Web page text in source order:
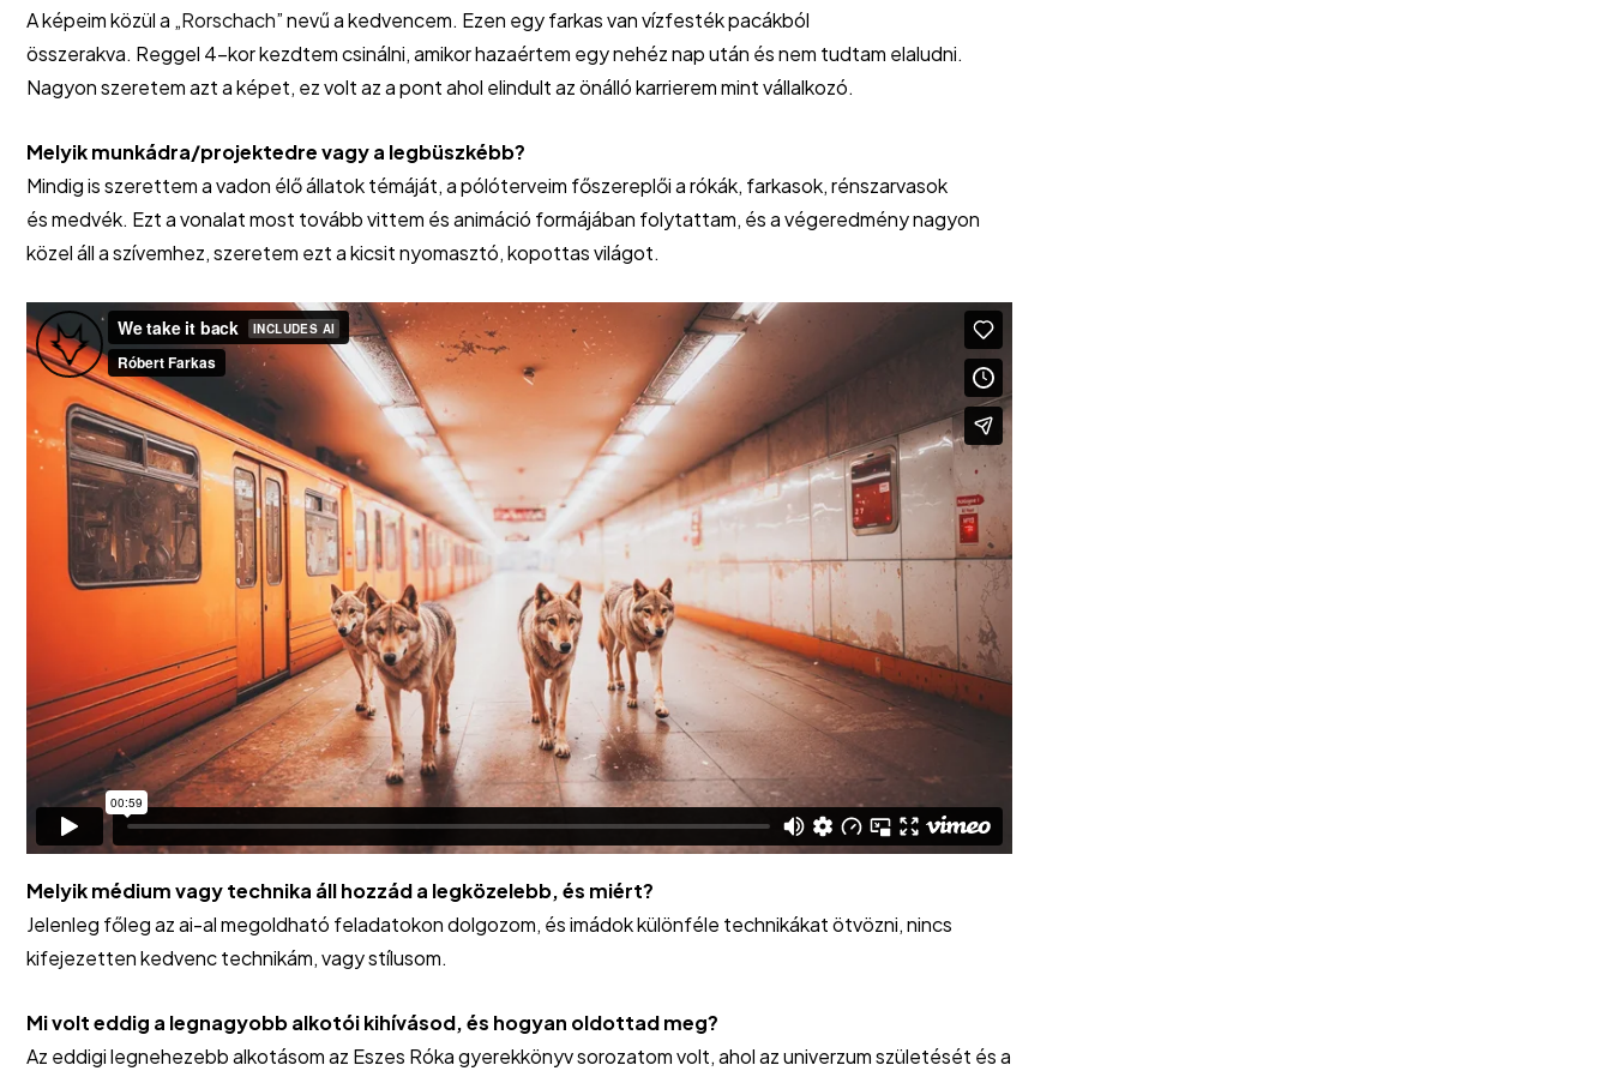
A képeim közül a „Rorschach” nevű a kedvencem. Ezen egy farkas van vízfesték pacákból
összerakva. Reggel 4-kor kezdtem csinálni, amikor hazaértem egy nehéz nap után és nem tudtam elaludni.
Nagyon szeretem azt a képet, ez volt az a pont ahol elindult az önálló karrierem mint vállalkozó.
Melyik munkádra/projektedre vagy a legbüszkébb?
Mindig is szerettem a vadon élő állatok témáját, a pólóterveim főszereplői a rókák, farkasok, rénszarvasok
és medvék. Ezt a vonalat most tovább vittem és animáció formájában folytattam, és a végeredmény nagyon
közel áll a szívemhez, szeretem ezt a kicsit nyomasztó, kopottas világot.
Melyik médium vagy technika áll hozzád a legközelebb, és miért?
Jelenleg főleg az ai-al megoldható feladatokon dolgozom, és imádok különféle technikákat ötvözni, nincs
kifejezetten kedvenc technikám, vagy stílusom.
Mi volt eddig a legnagyobb alkotói kihívásod, és hogyan oldottad meg?
Az eddigi legnehezebb alkotásom az Eszes Róka gyerekkönyv sorozatom volt, ahol az univerzum születését és a